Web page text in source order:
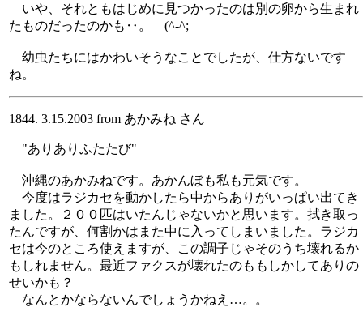
いや、それともはじめに見つかったのは別の卵から生まれ
たものだったのかも‥。 (^-^;
幼虫たちにはかわいそうなことでしたが、仕方ないです
ね。
1844. 3.15.2003 from あかみね さん
"ありありふたたび"
沖縄のあかみねです。あかんぼも私も元気です。
今度はラジカセを動かしたら中からありがいっぱい出てき
ました。２００匹はいたんじゃないかと思います。拭き取っ
たんですが、何割かはまた中に入ってしまいました。ラジカ
セは今のところ使えますが、この調子じゃそのうち壊れるか
もしれません。最近ファクスが壊れたのももしかしてありの
せいかも？
なんとかならないんでしょうかねえ…。。